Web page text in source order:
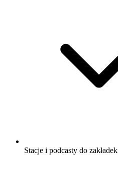
Stacje i podcasty do zakładek